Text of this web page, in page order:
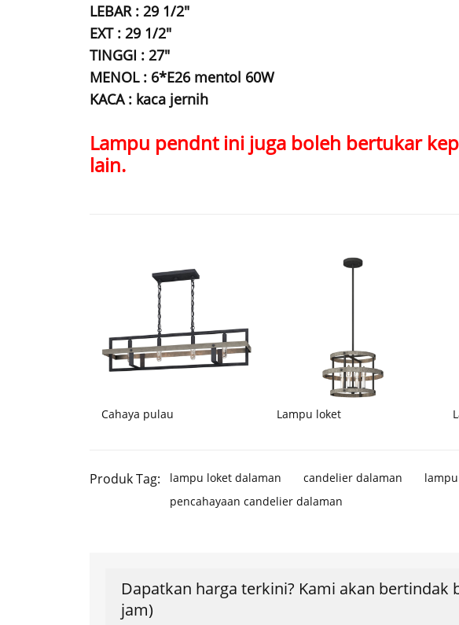
LEBAR : 29 1/2"
EXT : 29 1/2"
TINGGI : 27"
MENOL : 6*E26 mentol 60W
KACA : kaca jernih
Lampu pendnt ini juga boleh bertukar
lain.
Cahaya pulau Lampu loket
Produk Tag: lampu loket dalaman candelier dalaman
pencahayaan candelier dalaman
Dapatkan harga terkini? Kami akan bertindak
jam)